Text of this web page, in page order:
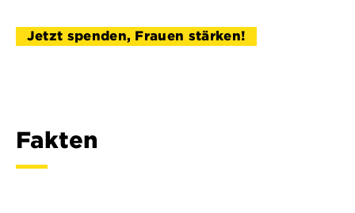
Jetzt spenden, Frauen stärken!
Fakten